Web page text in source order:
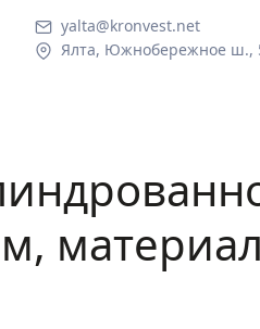
yalta@kronvest.net
Ялта, Южнобережное ш.,
ро